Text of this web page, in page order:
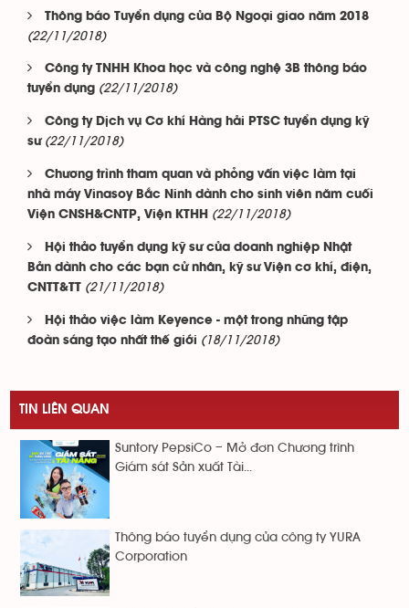
Thông báo Tuyển dụng của Bộ Ngoại giao năm 2018
(22/11/2018)
Công ty TNHH Khoa học và công nghệ 3B thông báo
tuyển dụng (22/11/2018)
Công ty Dịch vụ Cơ khí Hàng hải PTSC tuyển dụng kỹ
sư (22/11/2018)
Chương trình tham quan và phỏng vấn việc làm tại
nhà máy Vinasoy Bắc Ninh dành cho sinh viên năm cuối
Viện CNSH&CNTP, Viện KTHH
(22/11/2018)
Hội thảo tuyển dụng kỹ sư của doanh nghiệp Nhật
Bản dành cho các bạn cử nhân, kỹ sư Viện cơ khí, điện,
CNTT&TT (21/11/2018)
Hội thảo việc làm Keyence - một trong những tập
đoàn sáng tạo nhất thế giới (18/11/2018)
TIN LIÊN QUAN
Suntory PepsiCo – Mở đơn Chương trình
Giám sát Sản xuất Tài...
Thông báo tuyển dụng của công ty YURA
Corporation